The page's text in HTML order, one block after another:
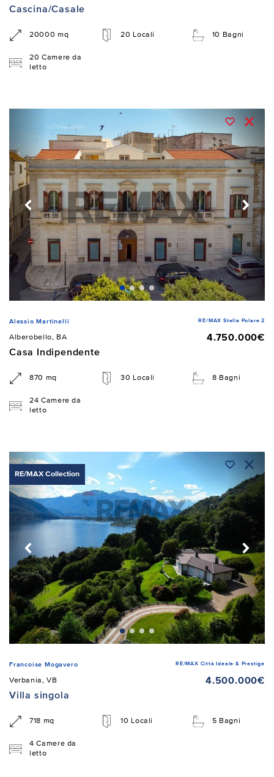
Cascina/Casale
20000 mq 20 Locali 10 Bagni
20 Camere da
letto
Alessio Martinelli RE/MAX Stella Polare 2
Alberobello, BA
4.750.000€
Casa Indipendente
870 mq 30 Locali 8 Bagni
24 Camere da
letto
RE/MAX Collection
Francoise Mogavero RE/MAX Città Ideale & Prestige
Verbania, VB
4.500.000€
Villa singola
718 mq 10 Locali 5 Bagni
4 Camere da
letto